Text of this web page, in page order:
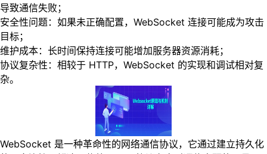
导致通信失败；
安全性问题：如果未正确配置，WebSocket 连接可能成为攻击
目标；
维护成本：长时间保持连接可能增加服务器资源消耗；
协议复杂性：相较于 HTTP，WebSocket 的实现和调试相对复
杂。
WebSocket 是一种革命性的网络通信协议，它通过建立持久化